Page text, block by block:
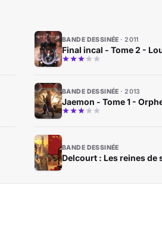
BANDE DESSINÉE 2011
Final incal - Tome 2 -
BANDE DESSINÉE 2013
Jaemon - Tome 1 -
BANDE DESSINÉE
Delcourt : Les reines de